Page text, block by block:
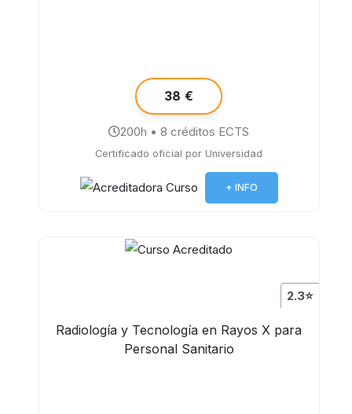
38 €
200h • 8 créditos ECTS
Certificado oficial por Universidad
+ INFO
2.3⭐
Radiología y Tecnología en Rayos X para
Personal Sanitario